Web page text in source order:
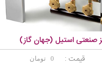
صنعتی استیل (جهان گاز)
قیمت : 0 تومان